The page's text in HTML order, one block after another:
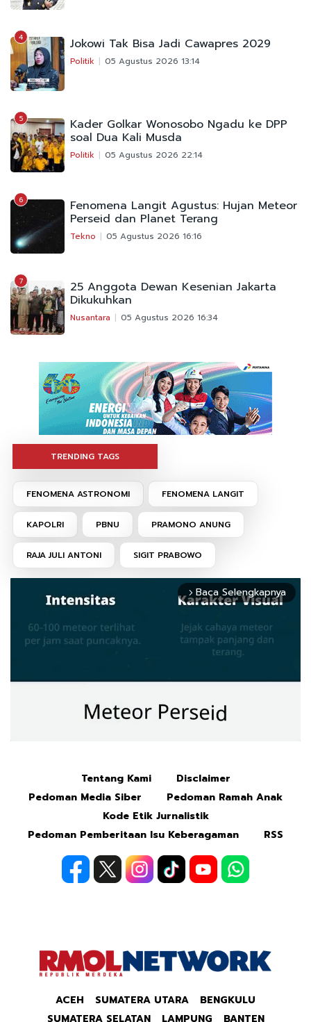
4 Jokowi Tak Bisa Jadi Cawapres 2029
Politik 05 Agustus 2026 13:14
5 Kader Golkar Wonosobo Ngadu ke DPP
soal Dua Kali Musda
Politik 05 Agustus 2026 22:14
6 Fenomena Langit Agustus: Hujan Meteor
Perseid dan Planet Terang
Tekno 05 Agustus 2026 16:16
7 25 Anggota Dewan Kesenian Jakarta
Dikukuhkan
Nusantara 05 Agustus 2026 16:34
TRENDING TAGS
FENOMENA ASTRONOMI FENOMENA LANGIT
KAPOLRI PBNU PRAMONO ANUNG
RAJA JULI ANTONI SIGIT PRABOWO
arrow_forward_ios Baca Selengkapnya
Tentang Kami
Disclaimer
Pedoman Media Siber
Pedoman Ramah Anak
Kode Etik Jurnalistik
Pedoman Pemberitaan Isu Keberagaman
RSS
ACEH SUMATERA UTARA
BENGKULU